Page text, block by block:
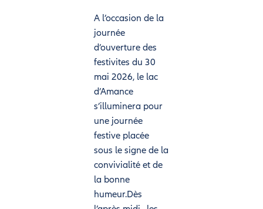
A l’occasion de la
journée
d’ouverture des
festivites du 30
mai 2026, le lac
d’Amance
s’illuminera pour
une journée
festive placée
sous le signe de la
convivialité et de
la bonne
humeur.Dès